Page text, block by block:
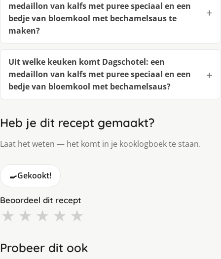
medaillon van kalfs met puree speciaal en een
bedje van bloemkool met bechamelsaus te
maken?
Uit welke keuken komt Dagschotel: een
medaillon van kalfs met puree speciaal en een
bedje van bloemkool met bechamelsaus?
Heb je dit recept gemaakt?
Laat het weten — het komt in je kooklogboek te staan.
🍳Gekookt!
Beoordeel dit recept
★ ★ ★ ★ ★
Probeer dit ook